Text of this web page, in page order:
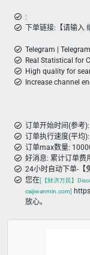
:
下单链接:【请输
Telegram |
Real Statistical for
High quality for
Increase channel
订单开始时间(参考
订单执行速度(平均
订单max数量:
好消息: 累计订单费
24小时自动下单-【
您在[【财济万民】
caijiwanmin.com]
放心。